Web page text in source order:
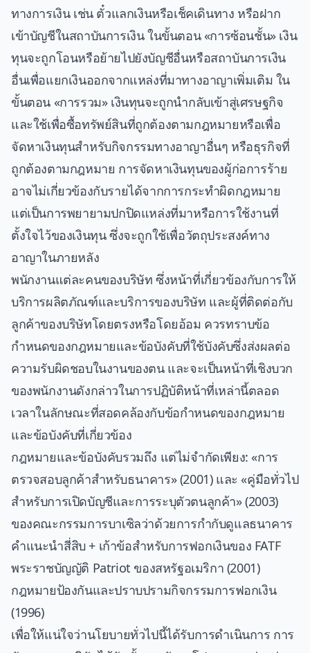
ทางการเงิน เช่น ตั๋วแลกเงินหรือเช็คเดินทาง หรือฝาก
เข้าบัญชีในสถาบันการเงิน ในขั้นตอน «การซ้อนชั้น» เงิน
ทุนจะถูกโอนหรือย้ายไปยังบัญชีอื่นหรือสถาบันการเงิน
อื่นเพื่อแยกเงินออกจากแหล่งที่มาทางอาญาเพิ่มเติม ใน
ขั้นตอน «การรวม» เงินทุนจะถูกนำกลับเข้าสู่เศรษฐกิจ
และใช้เพื่อซื้อทรัพย์สินที่ถูกต้องตามกฎหมายหรือเพื่อ
จัดหาเงินทุนสำหรับกิจกรรมทางอาญาอื่นๆ หรือธุรกิจที่
ถูกต้องตามกฎหมาย การจัดหาเงินทุนของผู้ก่อการร้าย
อาจไม่เกี่ยวข้องกับรายได้จากการกระทำผิดกฎหมาย
แต่เป็นการพยายามปกปิดแหล่งที่มาหรือการใช้งานที่
ตั้งใจไว้ของเงินทุน ซึ่งจะถูกใช้เพื่อวัตถุประสงค์ทาง
อาญาในภายหลัง
พนักงานแต่ละคนของบริษัท ซึ่งหน้าที่เกี่ยวข้องกับการให้
บริการผลิตภัณฑ์และบริการของบริษัท และผู้ที่ติดต่อกับ
ลูกค้าของบริษัทโดยตรงหรือโดยอ้อม ควรทราบข้อ
กำหนดของกฎหมายและข้อบังคับที่ใช้บังคับซึ่งส่งผลต่อ
ความรับผิดชอบในงานของตน และจะเป็นหน้าที่เชิงบวก
ของพนักงานดังกล่าวในการปฏิบัติหน้าที่เหล่านี้ตลอด
เวลาในลักษณะที่สอดคล้องกับข้อกำหนดของกฎหมาย
และข้อบังคับที่เกี่ยวข้อง
กฎหมายและข้อบังคับรวมถึง แต่ไม่จำกัดเพียง: «การ
ตรวจสอบลูกค้าสำหรับธนาคาร» (2001) และ «คู่มือทั่วไป
สำหรับการเปิดบัญชีและการระบุตัวตนลูกค้า» (2003)
ของคณะกรรมการบาเซิลว่าด้วยการกำกับดูแลธนาคาร
คำแนะนำสี่สิบ + เก้าข้อสำหรับการฟอกเงินของ FATF
พระราชบัญญัติ Patriot ของสหรัฐอเมริกา (2001)
กฎหมายป้องกันและปราบปรามกิจกรรมการฟอกเงิน
(1996)
เพื่อให้แน่ใจว่านโยบายทั่วไปนี้ได้รับการดำเนินการ การ